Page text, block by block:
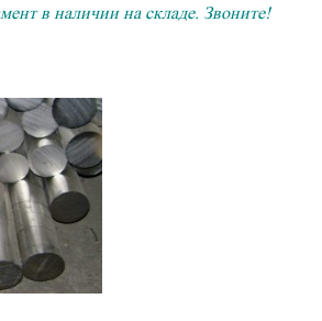
в наличии на складе. Звоните!